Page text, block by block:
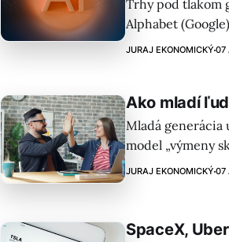
Trhy pod tlakom
Alphabet
pozornosti.
JURAJ EKONOMICKÝ 07
Ako mladí
Mladá generácia
model „výmeny
ako rast,
JURAJ EKONOMICKÝ 07
SpaceX,